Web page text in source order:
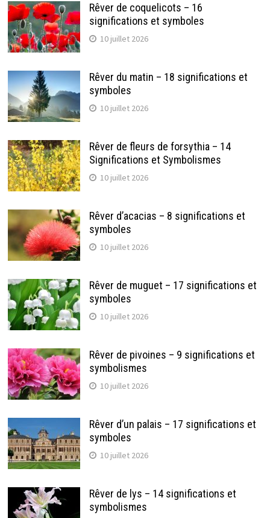
Rêver de coquelicots – 16
significations et symboles
10 juillet 2026
Rêver du matin – 18 significations et
symboles
10 juillet 2026
Rêver de fleurs de forsythia – 14
Significations et Symbolismes
10 juillet 2026
Rêver d’acacias – 8 significations et
symboles
10 juillet 2026
Rêver de muguet – 17 significations et
symboles
10 juillet 2026
Rêver de pivoines – 9 significations et
symbolismes
10 juillet 2026
Rêver d’un palais – 17 significations et
symboles
10 juillet 2026
Rêver de lys – 14 significations et
symbolismes